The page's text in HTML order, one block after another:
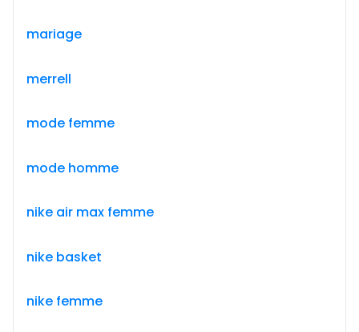
mariage
merrell
mode femme
mode homme
nike air max femme
nike basket
nike femme